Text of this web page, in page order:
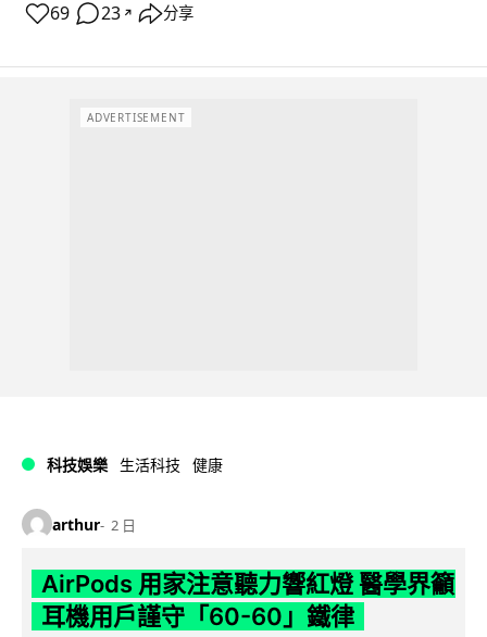
69 23 ↗ 分享
ADVERTISEMENT
科技娛樂 生活科技 健康
arthur 2 日
AirPods 用家注意聽力響紅燈 醫學界籲
耳機用戶謹守「60-60」鐵律